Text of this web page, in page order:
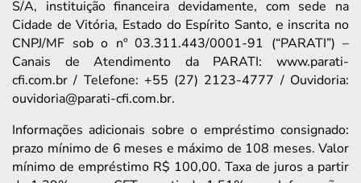
S/A, instituição financeira devidamente, com sede na
Cidade de Vitória, Estado do Espírito Santo, e inscrita no
CNPJ/MF sob o nº 03.311.443/0001-91 (“PARATI”) –
Canais de Atendimento da PARATI: www.parati-
cfi.com.br / Telefone: +55 (27) 2123-4777 / Ouvidoria:
ouvidoria@parati-cfi.com.br.
Informações adicionais sobre o empréstimo consignado:
prazo mínimo de 6 meses e máximo de 108 meses. Valor
mínimo de empréstimo R$ 100,00. Taxa de juros a partir